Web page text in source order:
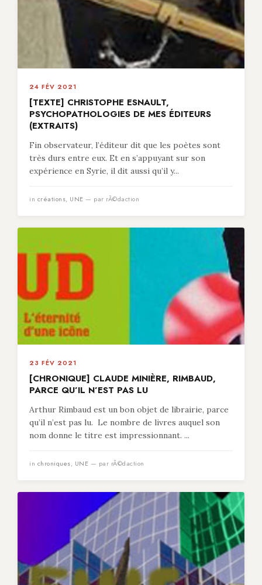
24 FÉV 2021
[TEXTE] CHRISTOPHE ESNAULT,
PSYCHOPATHOLOGIES DE MES ÉDITEURS
(EXTRAITS)
Fin observateur, l’éditeur dit que les poètes sont
très durs entre eux. Et en s’appuyant sur son
expérience en Syrie, il dit aussi qu’il y...
in créations, UNE — par rÃ©daction
23 FÉV 2021
[CHRONIQUE] CLAUDE MINIÈRE, RIMBAUD,
PARCE QU’IL N’EST PAS LU
Arthur Rimbaud est un bon objet de librairie, parce
qu’il n’est pas lu. Le nombre de livres auquel son
nom donne le titre est impressionnant. ...
in chroniques, UNE — par rÃ©daction